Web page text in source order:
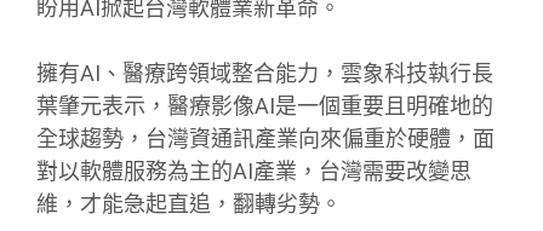
盼用AI掀起台灣軟體業新革命。
擁有AI、醫療跨領域整合能力，雲象科技執行長
葉肇元表示，醫療影像AI是一個重要且明確地的
全球趨勢，台灣資通訊產業向來偏重於硬體，面
對以軟體服務為主的AI產業，台灣需要改變思
維，才能急起直追，翻轉劣勢。